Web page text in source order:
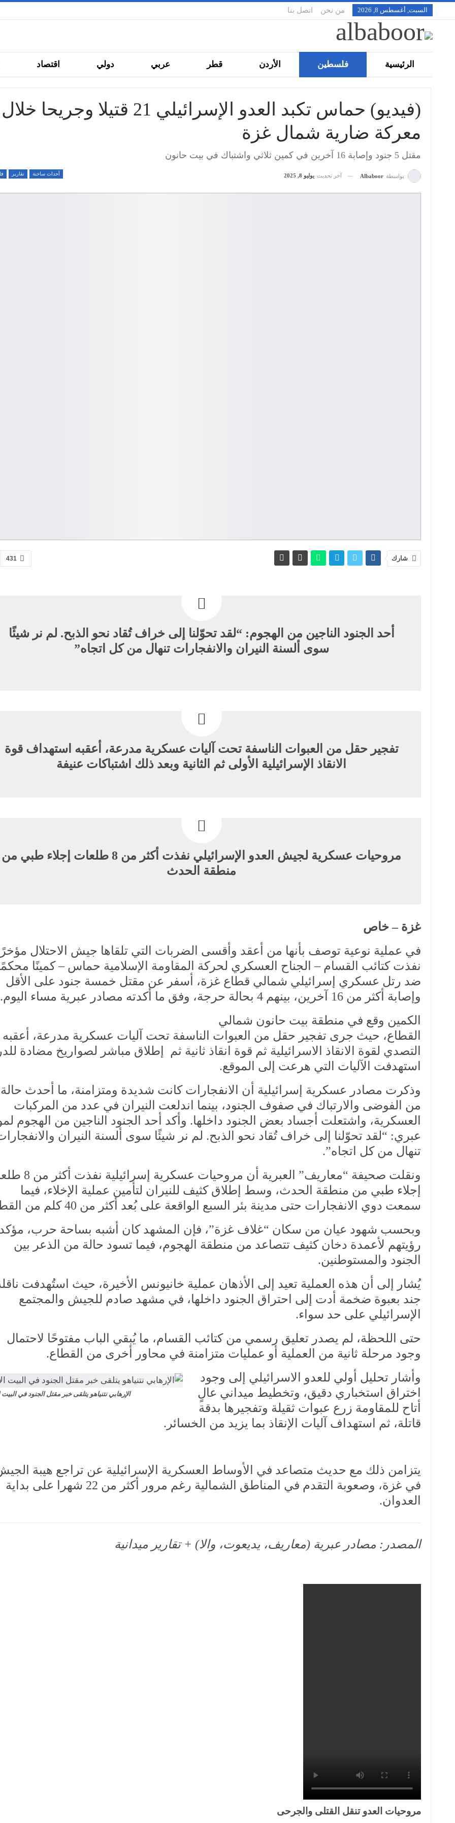
السبت, أغسطس 8, 2026 من نحن اتصل بنا
الرئيسية فلسطين الأردن قطر عربي دولي اقتصاد
(فيديو) حماس تكبد العدو الإسرائيلي 21 قتيلا وجريحا خلال
معركة ضارية شمال غزة
مقتل 5 جنود وإصابة 16 آخرين في كمين ثلاثي واشتباك في بيت حانون
أحداث ساخنة تقارير بواسطة Albaboor آخر تحديث يوليو 8, 2025
431 شارك
أحد الجنود الناجين من الهجوم:“لقد تحوّلنا إلى خراف تُقاد نحو الذبح. لم نر شيئًا
سوى ألسنة النيران والانفجارات تنهال من كل اتجاه”
تفجير حقل من العبوات الناسفة تحت آليات عسكرية مدرعة، أعقبه استهداف قوة
الانقاذ الإسرائيلية الأولى ثم الثانية وبعد ذلك اشتباكات عنيفة
مروحيات عسكرية لجيش العدو الإسرائيلي نفذت أكثر من 8 طلعات إجلاء طبي من
منطقة الحدث
غزة – خاص
في عملية نوعية توصف بأنها من أعقد وأقسى الضربات التي تلقاها جيش الاحتلال
نفذت كتائب القسام – الجناح العسكري لحركة المقاومة الإسلامية حماس – كمينًا
ضد رتل عسكري إسرائيلي شمالي قطاع غزة، أسفر عن مقتل خمسة جنود على الأقل
وإصابة أكثر من 16 آخرين، بينهم 4 بحالة حرجة، وفق ما أكدته مصادر عبرية مساء اليوم.
الكمين وقع في منطقة بيت حانون شمالي
القطاع، حيث جرى تفجير حقل من العبوات الناسفة تحت آليات عسكرية مدرعة، أعقبه
التصدي لقوة الانقاذ الاسرائيلية ثم قوة انقاذ ثانية ثم إطلاق مباشر لصواريخ مضادة
استهدفت الآليات التي هرعت إلى الموقع.
وذكرت مصادر عسكرية إسرائيلية أن الانفجارات كانت شديدة ومتزامنة، ما أحدث حالة
من الفوضى والارتباك في صفوف الجنود، بينما اندلعت النيران في عدد من المركبات
العسكرية، واشتعلت أجساد بعض الجنود داخلها. وأكد أحد الجنود الناجين من الهجوم
عبري: “لقد تحوّلنا إلى خراف تُقاد نحو الذبح. لم نر شيئًا سوى ألسنة النيران
تنهال من كل اتجاه”.
ونقلت صحيفة “معاريف” العبرية أن مروحيات
إجلاء طبي من منطقة الحدث، وسط إطلاق كثيف للنيران لتأمين عملية الإخلاء، فيما
سمعت دوي الانفجارات حتى مدينة بئر السبع الواقعة على بُعد أكثر من 40 كلم من القطاع.
وبحسب شهود عيان من سكان “غلاف غزة”، فإن المشهد كان أشبه بساحة حرب،
رؤيتهم لأعمدة دخان كثيف تتصاعد من منطقة الهجوم، فيما تسود حالة من الذعر بين
الجنود والمستوطنين.
يُشار إلى أن هذه العملية تعيد إلى الأذهان عملية خانيونس الأخيرة، حيث استُهدفت
جند بعبوة ضخمة أدت إلى احتراق الجنود داخلها، في مشهد صادم للجيش والمجتمع
الإسرائيلي على حد سواء.
حتى اللحظة، لم يصدر تعليق رسمي من كتائب القسام، ما يُبقي الباب مفتوحًا لاحتمال
وجود مرحلة ثانية من العملية أو عمليات متزامنة في محاور أخرى من القطاع.
الإرهابي نتنياهو يتلقى خبر مقتل الجنود في البيت
وأشار تحليل أولي للعدو الاسرائيلي إلى وجود
اختراق استخباري دقيق، وتخطيط ميداني عالٍ
أتاح للمقاومة زرع عبوات ثقيلة وتفجيرها بدقة
قاتلة، ثم استهداف آليات الإنقاذ بما يزيد من الخسائر.
يتزامن ذلك مع حديث متصاعد في الأوساط العسكرية الإسرائيلية عن تراجع هيبة
في غزة، وصعوبة التقدم في المناطق الشمالية رغم مرور أكثر من 22 شهرا على بداية
العدوان.
المصدر: مصادر عبرية (معاريف، يديعوت، والا) + تقارير ميدانية
مروحيات العدو تنقل القتلى والجرحى